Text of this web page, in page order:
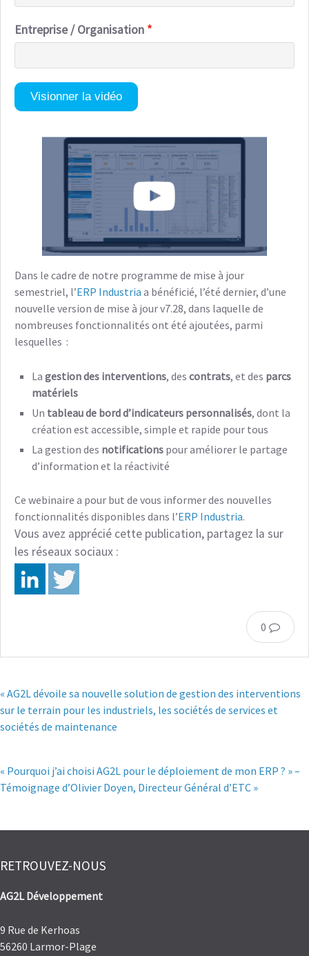
Entreprise / Organisation
Visionner la vidéo
Dans le cadre de notre programme de mise à jour
semestriel, l’ERP Industria a bénéficié, l’été dernier, d’une
nouvelle version de mise à jour v7.28, dans laquelle de
nombreuses fonctionnalités ont été ajoutées, parmi
lesquelles :
La gestion des interventions, des contrats, et des parcs
matériels
Un tableau de bord d’indicateurs personnalisés, dont la
création est accessible, simple et rapide pour tous
La gestion des notifications pour améliorer le partage
d’information et la réactivité
Ce webinaire a pour but de vous informer des nouvelles
fonctionnalités disponibles dans l’ERP Industria.
Vous avez apprécié cette publication, partagez la sur
les réseaux sociaux :
0
« AG2L dévoile sa nouvelle solution de gestion des interventions
sur le terrain pour les industriels, les sociétés de services et
sociétés de maintenance
« Pourquoi j’ai choisi AG2L pour le déploiement de mon ERP ? » –
Témoignage d’Olivier Doyen, Directeur Général d’ETC »
RETROUVEZ-NOUS
AG2L Développement
9 Rue de Kerhoas
56260 Larmor-Plage